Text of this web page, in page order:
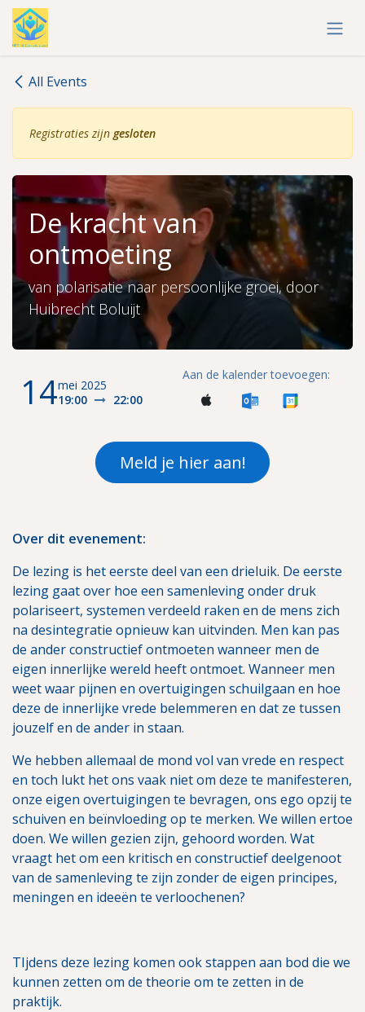
Overslaan naar inhoud
All Events
Registraties zijn gesloten
De kracht van
ontmoeting
van polarisatie naar persoonlijke groei, door
Huibrecht Boluijt
14mei 2025
19:00
22:00
Aan de kalender toevoegen:
Meld je hier aan!
Over dit evenement:
De lezing is het eerste deel van een drieluik. De eerste
lezing gaat over hoe een samenleving onder druk
polariseert, systemen verdeeld raken en de mens zich
na desintegratie opnieuw kan uitvinden. Men kan pas
de ander constructief ontmoeten wanneer men de
eigen innerlijke wereld heeft ontmoet. Wanneer men
weet waar pijnen en overtuigingen schuilgaan en hoe
deze de innerlijke vrede belemmeren en dat ze tussen
jouzelf en de ander in staan.
We hebben allemaal de mond vol van vrede en respect
en toch lukt het ons vaak niet om deze te manifesteren,
onze eigen overtuigingen te bevragen, ons ego opzij te
schuiven en beïnvloeding op te merken. We willen ertoe
doen. We willen gezien zijn, gehoord worden. Wat
vraagt het om een kritisch en constructief deelgenoot
van de samenleving te zijn zonder de eigen principes,
meningen en ideeën te verloochenen?
TIjdens deze lezing komen ook stappen aan bod die we
kunnen zetten om de theorie om te zetten in de
praktijk.